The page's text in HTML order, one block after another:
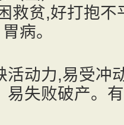
救贫,好打抱
病。
活动力,易受冲
易失败破产。